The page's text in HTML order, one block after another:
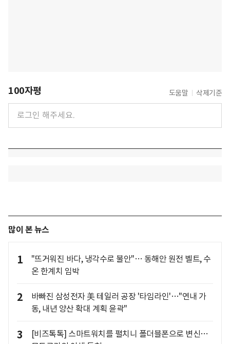
100자평 도움말 삭제기준
많이 본 뉴스
1
"뜨거워진 바다, 냉각수로 불안"… 동해안 원전 벨트, 수
온 한계치 임박
2
바빠진 삼성전자 美 테일러 공장 '타임라인'…"연내 가
동, 내년 양산 확대 계획 윤곽"
3
[비즈톡톡] 스마트워치를 펼치니 폴더블폰으로 변신…